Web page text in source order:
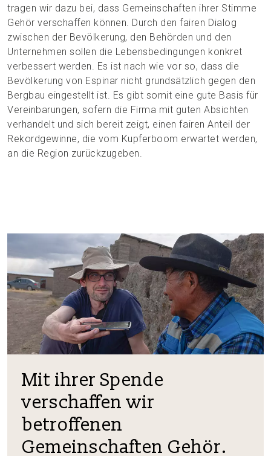
tragen wir dazu bei, dass Gemeinschaften ihrer Stimme
Gehör verschaffen können. Durch den fairen Dialog
zwischen der Bevölkerung, den Behörden und den
Unternehmen sollen die Lebensbedingungen konkret
verbessert werden. Es ist nach wie vor so, dass die
Bevölkerung von Espinar nicht grundsätzlich gegen den
Bergbau eingestellt ist. Es gibt somit eine gute Basis für
Vereinbarungen, sofern die Firma mit guten Absichten
verhandelt und sich bereit zeigt, einen fairen Anteil der
Rekordgewinne, die vom Kupferboom erwartet werden,
an die Region zurückzugeben.
Mit ihrer Spende
verschaffen wir
betroffenen
Gemeinschaften Gehör.